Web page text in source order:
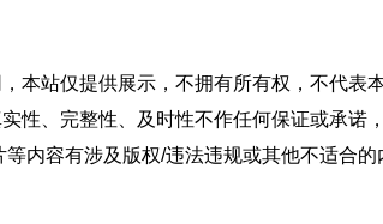
本站仅提供展示，不拥有所有权，不代表
性、完整性、及时性不作任何保证或承诺
内容有涉及版权/违法违规或其他不适合的